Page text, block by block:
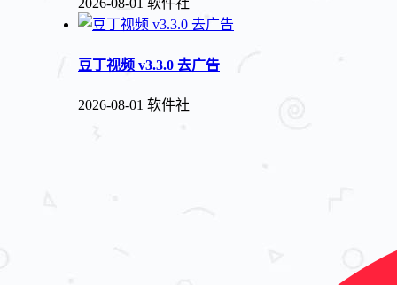
2026-08-01 软件社
豆丁视频 v3.3.0 去广告
2026-08-01 软件社